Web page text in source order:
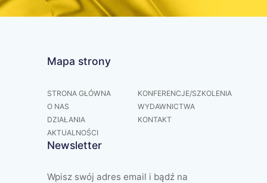
Mapa strony
STRONA GŁÓWNA
O NAS
DZIAŁANIA
AKTUALNOŚCI
KONFERENCJE/SZKOLENIA
WYDAWNICTWA
KONTAKT
Newsletter
Wpisz swój adres email i bądź na